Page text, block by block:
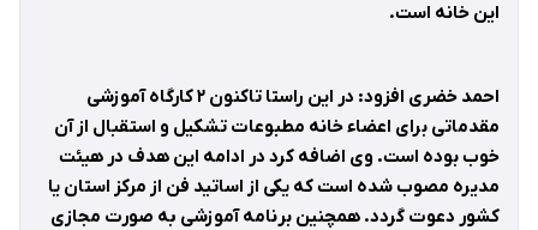
این خانه است.
احمد خضری افزود: در این راستا تاکنون ۲کارگاه آموزشی
مقدماتی برای اعضاء خانه مطبوعات تشکیل و استقبال از آن
خوب بوده است. وی اضافه کرد در ادامه این هدف در هیئت
مدیره مصوب شده است که یکی از اساتید فن از مرکز استان یا
کشور دعوت گردد. همچنین برنامه آموزشی به صورت مجازی